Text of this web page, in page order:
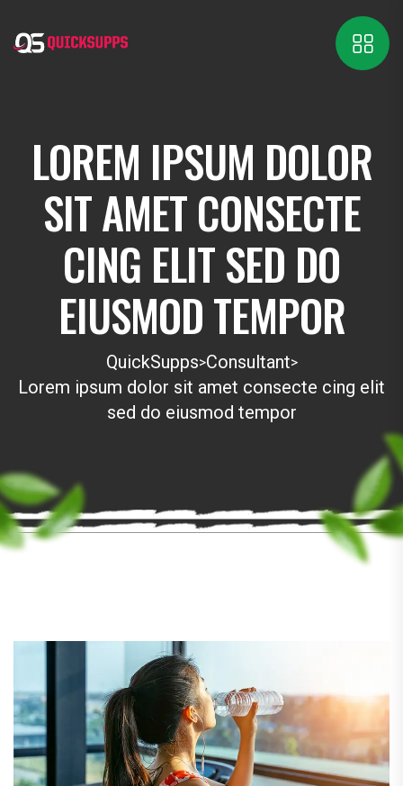
LOREM IPSUM DOLOR
SIT AMET CONSECTE
CING ELIT SED DO
EIUSMOD TEMPOR
QuickSupps>Consultant>
Lorem ipsum dolor sit amet consecte cing elit
sed do eiusmod tempor